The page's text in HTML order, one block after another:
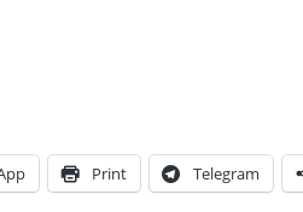
Print Telegram